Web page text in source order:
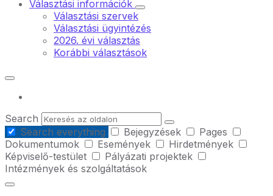
Választási információk
Választási szervek
Választási ügyintézés
2026. évi választás
Korábbi választások
Search
Search everything
Bejegyzések
Pages
Dokumentumok
Események
Hirdetmények
Képviselő-testület
Pályázati projektek
Intézmények és szolgáltatások